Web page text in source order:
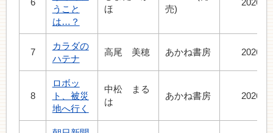
6
うこと
は…？
ほ
売)
2026.5
7
カラダの
ハテナ
高尾 美穂 あかね書房 2026.6
8
ロボッ
ト、被災
地へ行く
中松 まる
は
あかね書房 2026.6